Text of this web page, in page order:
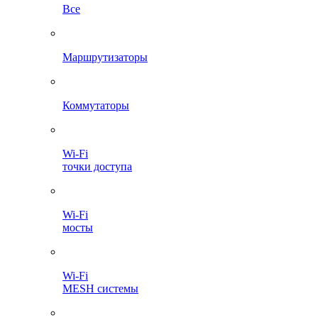
Все
Маршрутизаторы
Коммутаторы
Wi-Fi
точки доступа
Wi-Fi
мосты
Wi-Fi
MESH системы